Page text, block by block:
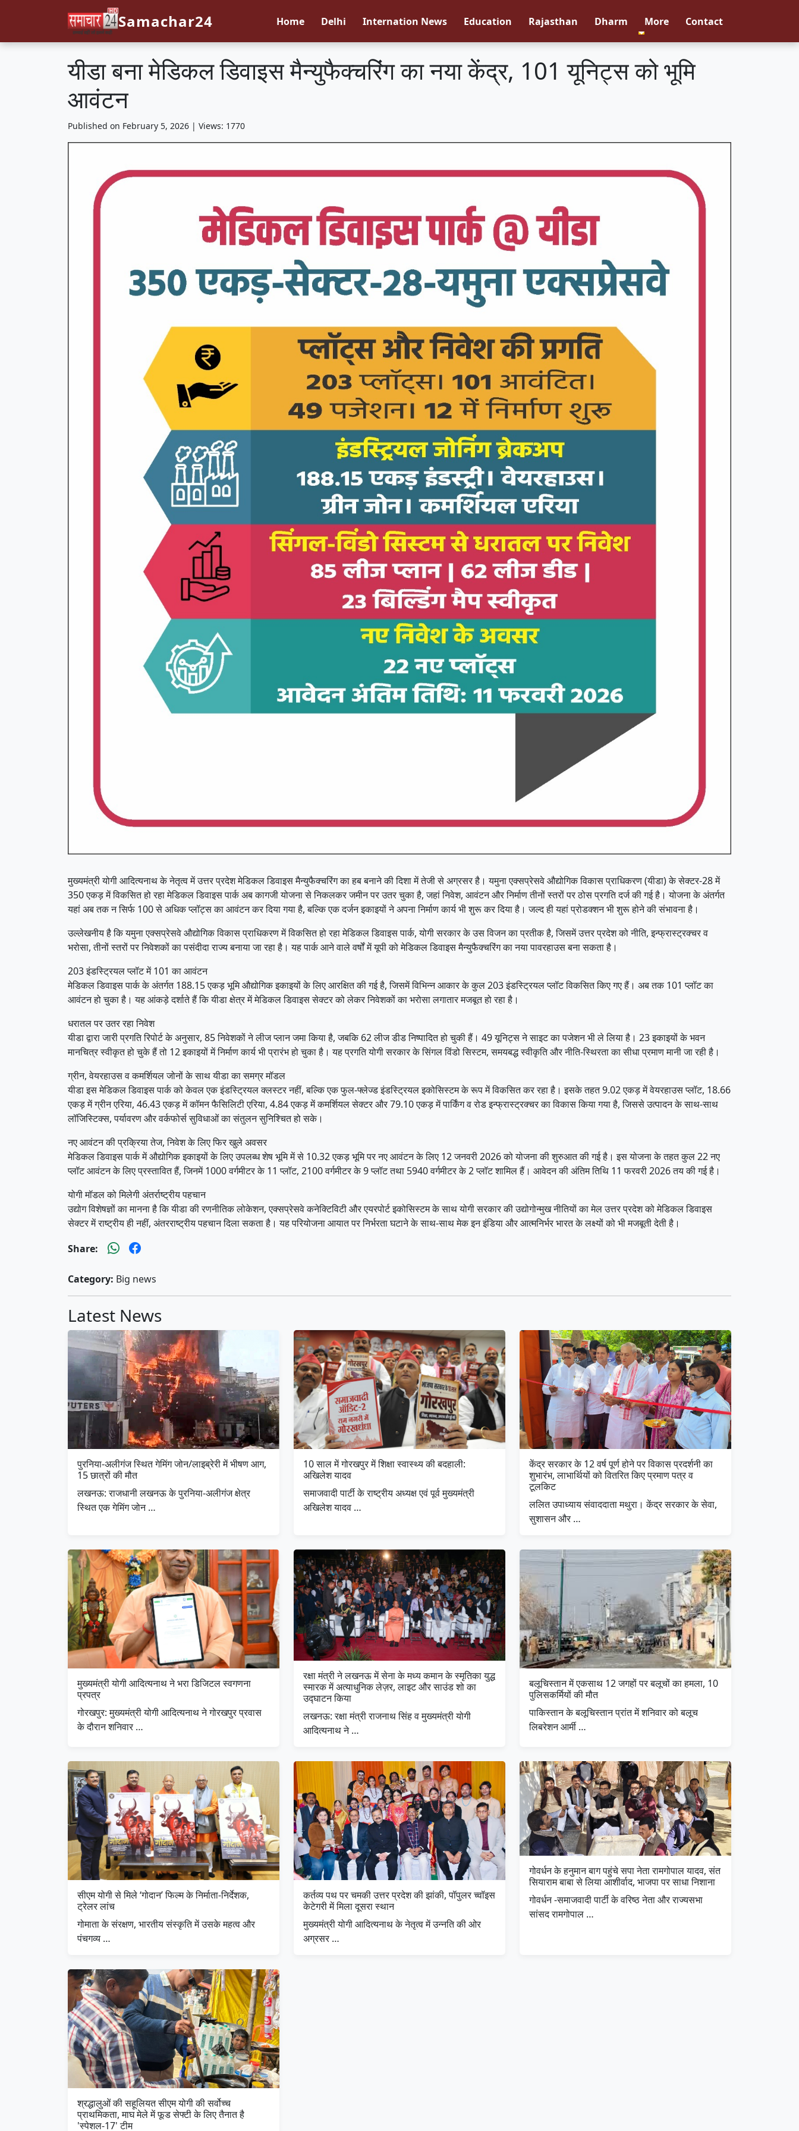
Samachar24 Home Delhi Internation News Education Rajasthan Dharm More Contact
यीडा बना मेडिकल डिवाइस मैन्युफैक्चरिंग का नया केंद्र, 101 यूनिट्स को भूमि
आवंटन
Published on February 5, 2026 | Views: 1770
मुख्यमंत्री योगी आदित्यनाथ के नेतृत्व में उत्तर प्रदेश मेडिकल डिवाइस मैन्युफैक्चरिंग का हब बनाने की दिशा में तेजी से अग्रसर है। यमुना एक्सप्रेसवे औद्योगिक विकास प्राधिकरण (यीडा) के सेक्टर-28 में
350 एकड़ में विकसित हो रहा मेडिकल डिवाइस पार्क अब कागजी योजना से निकलकर जमीन पर उतर चुका है, जहां निवेश, आवंटन और निर्माण तीनों स्तरों पर ठोस प्रगति दर्ज की गई है। योजना के अंतर्गत
यहां अब तक न सिर्फ 100 से अधिक प्लॉट्स का आवंटन कर दिया गया है, बल्कि एक दर्जन इकाइयों ने अपना निर्माण कार्य भी शुरू कर दिया है। जल्द ही यहां प्रोडक्शन भी शुरू होने की संभावना है।
उल्लेखनीय है कि यमुना एक्सप्रेसवे औद्योगिक विकास प्राधिकरण में विकसित हो रहा मेडिकल डिवाइस पार्क, योगी सरकार के उस विजन का प्रतीक है, जिसमें उत्तर प्रदेश को नीति, इन्फ्रास्ट्रक्चर व
भरोसा, तीनों स्तरों पर निवेशकों का पसंदीदा राज्य बनाया जा रहा है। यह पार्क आने वाले वर्षों में यूपी को मेडिकल डिवाइस मैन्युफैक्चरिंग का नया पावरहाउस बना सकता है।
203 इंडस्ट्रियल प्लॉट में 101 का आवंटन
मेडिकल डिवाइस पार्क के अंतर्गत 188.15 एकड़ भूमि औद्योगिक इकाइयों के लिए आरक्षित की गई है, जिसमें विभिन्न आकार के कुल 203 इंडस्ट्रियल प्लॉट विकसित किए गए हैं। अब तक 101 प्लॉट का
आवंटन हो चुका है। यह आंकड़े दर्शाते हैं कि यीडा क्षेत्र में मेडिकल डिवाइस सेक्टर को लेकर निवेशकों का भरोसा लगातार मजबूत हो रहा है।
धरातल पर उतर रहा निवेश
यीडा द्वारा जारी प्रगति रिपोर्ट के अनुसार, 85 निवेशकों ने लीज प्लान जमा किया है, जबकि 62 लीज डीड निष्पादित हो चुकी हैं। 49 यूनिट्स ने साइट का पजेशन भी ले लिया है। 23 इकाइयों के भवन
मानचित्र स्वीकृत हो चुके हैं तो 12 इकाइयों में निर्माण कार्य भी प्रारंभ हो चुका है। यह प्रगति योगी सरकार के सिंगल विंडो सिस्टम, समयबद्ध स्वीकृति और नीति-स्थिरता का सीधा प्रमाण मानी जा रही है।
ग्रीन, वेयरहाउस व कमर्शियल जोनों के साथ यीडा का समग्र मॉडल
यीडा इस मेडिकल डिवाइस पार्क को केवल एक इंडस्ट्रियल क्लस्टर नहीं, बल्कि एक फुल-फ्लेज्ड इंडस्ट्रियल इकोसिस्टम के रूप में विकसित कर रहा है। इसके तहत 9.02 एकड़ में वेयरहाउस प्लॉट, 18.66
एकड़ में ग्रीन एरिया, 46.43 एकड़ में कॉमन फैसिलिटी एरिया, 4.84 एकड़ में कमर्शियल सेक्टर और 79.10 एकड़ में पार्किंग व रोड इन्फ्रास्ट्रक्चर का विकास किया गया है, जिससे उत्पादन के साथ-साथ
लॉजिस्टिक्स, पर्यावरण और वर्कफोर्स सुविधाओं का संतुलन सुनिश्चित हो सके।
नए आवंटन की प्रक्रिया तेज, निवेश के लिए फिर खुले अवसर
मेडिकल डिवाइस पार्क में औद्योगिक इकाइयों के लिए उपलब्ध शेष भूमि में से 10.32 एकड़ भूमि पर नए आवंटन के लिए 12 जनवरी 2026 को योजना की शुरुआत की गई है। इस योजना के तहत कुल 22 नए
प्लॉट आवंटन के लिए प्रस्तावित हैं, जिनमें 1000 वर्गमीटर के 11 प्लॉट, 2100 वर्गमीटर के 9 प्लॉट तथा 5940 वर्गमीटर के 2 प्लॉट शामिल हैं। आवेदन की अंतिम तिथि 11 फरवरी 2026 तय की गई है।
योगी मॉडल को मिलेगी अंतर्राष्ट्रीय पहचान
उद्योग विशेषज्ञों का मानना है कि यीडा की रणनीतिक लोकेशन, एक्सप्रेसवे कनेक्टिविटी और एयरपोर्ट इकोसिस्टम के साथ योगी सरकार की उद्योगोन्मुख नीतियों का मेल उत्तर प्रदेश को मेडिकल डिवाइस
सेक्टर में राष्ट्रीय ही नहीं, अंतरराष्ट्रीय पहचान दिला सकता है। यह परियोजना आयात पर निर्भरता घटाने के साथ-साथ मेक इन इंडिया और आत्मनिर्भर भारत के लक्ष्यों को भी मजबूती देती है।
Share:
Category: Big news
Latest News
पुरनिया-अलीगंज स्थित गेमिंग जोन/लाइब्रेरी में भीषण आग,
15 छात्रों की मौत
लखनऊ: राजधानी लखनऊ के पुरनिया-अलीगंज क्षेत्र
स्थित एक गेमिंग जोन …
10 साल में गोरखपुर में शिक्षा स्वास्थ्य की बदहाली:
अखिलेश यादव
समाजवादी पार्टी के राष्ट्रीय अध्यक्ष एवं पूर्व मुख्यमंत्री
अखिलेश यादव …
केंद्र सरकार के 12 वर्ष पूर्ण होने पर विकास प्रदर्शनी का
शुभारंभ, लाभार्थियों को वितरित किए प्रमाण पत्र व
टूलकिट
ललित उपाध्याय संवाददाता मथुरा। केंद्र सरकार के सेवा,
सुशासन और …
मुख्यमंत्री योगी आदित्यनाथ ने भरा डिजिटल स्वगणना
प्रपत्र
गोरखपुर: मुख्यमंत्री योगी आदित्यनाथ ने गोरखपुर प्रवास
के दौरान शनिवार …
रक्षा मंत्री ने लखनऊ में सेना के मध्य कमान के स्मृतिका युद्ध
स्मारक में अत्याधुनिक लेज़र, लाइट और साउंड शो का
उद्घाटन किया
लखनऊ: रक्षा मंत्री राजनाथ सिंह व मुख्यमंत्री योगी
आदित्यनाथ ने …
बलूचिस्तान में एकसाथ 12 जगहों पर बलूचों का हमला, 10
पुलिसकर्मियों की मौत
पाकिस्तान के बलूचिस्तान प्रांत में शनिवार को बलूच
लिबरेशन आर्मी …
सीएम योगी से मिले ‘गोदान’ फिल्म के निर्माता-निर्देशक,
ट्रेलर लांच
गोमाता के संरक्षण, भारतीय संस्कृति में उसके महत्व और
पंचगव्य …
कर्तव्य पथ पर चमकी उत्तर प्रदेश की झांकी, पॉपुलर च्वॉइस
केटेगरी में मिला दूसरा स्थान
मुख्यमंत्री योगी आदित्यनाथ के नेतृत्व में उन्नति की ओर
अग्रसर …
गोवर्धन के हनुमान बाग पहुंचे सपा नेता रामगोपाल यादव, संत
सियाराम बाबा से लिया आशीर्वाद, भाजपा पर साधा निशाना
गोवर्धन -समाजवादी पार्टी के वरिष्ठ नेता और राज्यसभा
सांसद रामगोपाल …
श्रद्धालुओं की सहूलियत सीएम योगी की सर्वोच्च
प्राथमिकता, माघ मेले में फूड सेफ्टी के लिए तैनात है
'स्पेशल-17' टीम